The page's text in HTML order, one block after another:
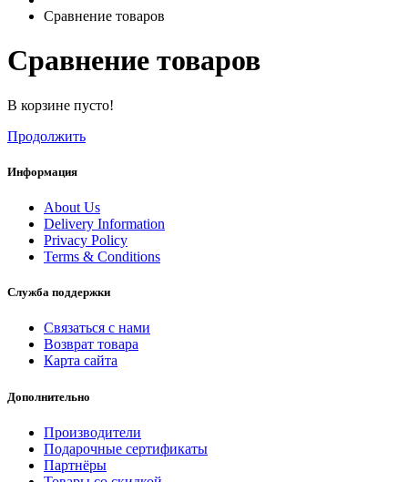
Сравнение товаров
Сравнение товаров
В корзине пусто!
Продолжить
Информация
About Us
Delivery Information
Privacy Policy
Terms & Conditions
Служба поддержки
Связаться с нами
Возврат товара
Карта сайта
Дополнительно
Производители
Подарочные сертификаты
Партнёры